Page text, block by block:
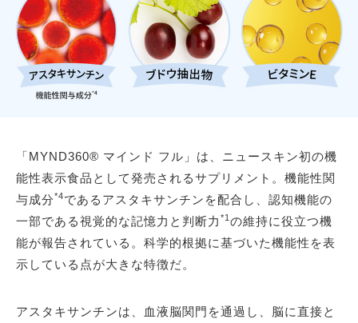
「MYND360® マインド フル」は、ニュースキン初の機
能性表示食品として発売されるサプリメント。機能性関
与成分*4であるアスタキサンチンを配合し、認知機能の
一部である視覚的な記憶力と判断力 *1 の維持に役立つ機
能が報告されている。科学的根拠に基づいた機能性を表
示している点が大きな特徴だ。
アスタキサンチンは、血液脳関門を通過し、脳に直接と